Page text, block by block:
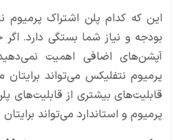
این که کدام پلن اشتراک پرمیوم
بودجه و نیاز شما بستگی دارد. اگر
پرمیوم نتفلیکس می‌تواند برایتان
پرمیوم و استاندارد می‌تواند